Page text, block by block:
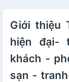
Giới thiệu
hiện đại-
khách -
sạn -